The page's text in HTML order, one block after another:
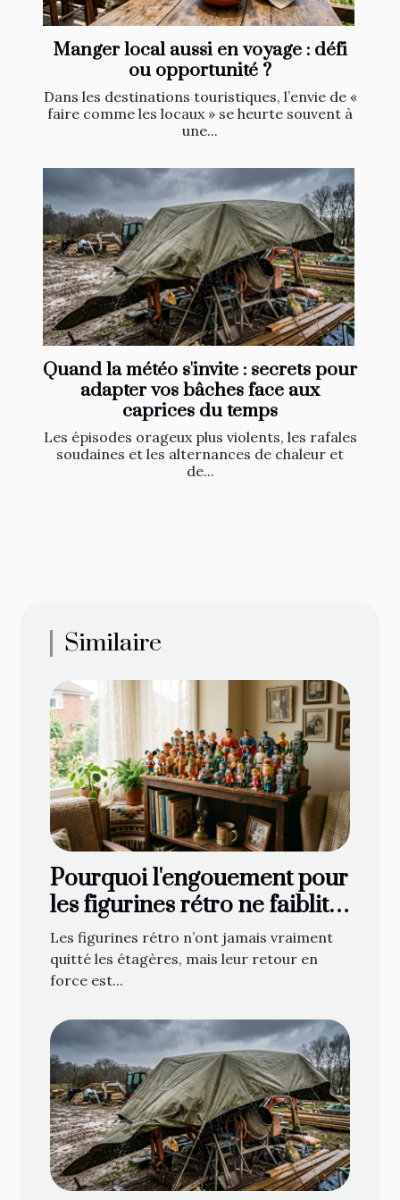
Manger local aussi en voyage : défi
ou opportunité ?
Dans les destinations touristiques, l’envie de «
faire comme les locaux » se heurte souvent à
une...
Quand la météo s'invite : secrets pour
adapter vos bâches face aux
caprices du temps
Les épisodes orageux plus violents, les rafales
soudaines et les alternances de chaleur et
de...
Similaire
Pourquoi l'engouement pour
les figurines rétro ne faiblit
jamais
Les figurines rétro n’ont jamais vraiment
quitté les étagères, mais leur retour en
force est...